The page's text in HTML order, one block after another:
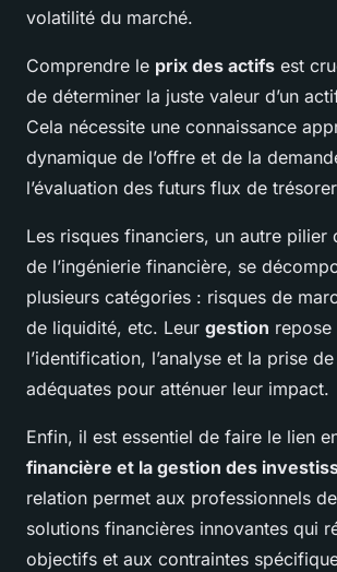
volatilité du marché.
Comprendre le prix des actifs est
de déterminer la juste valeur d’un
Cela nécessite une connaissance
dynamique de l’offre et de la
l’évaluation des futurs flux de
Les risques financiers, un autre pilier
de l’ingénierie financière, se
plusieurs catégories : risques de
de liquidité, etc. Leur gestion repose
l’identification, l’analyse et la prise
adéquates pour atténuer leur impact.
Enfin, il est essentiel de faire le lien
financière et la gestion des
relation permet aux professionnels
solutions financières innovantes qui
objectifs et aux contraintes